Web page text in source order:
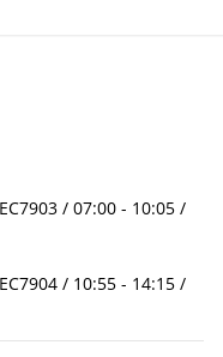
/ 07:00 - 10:05 /
/ 10:55 - 14:15 /